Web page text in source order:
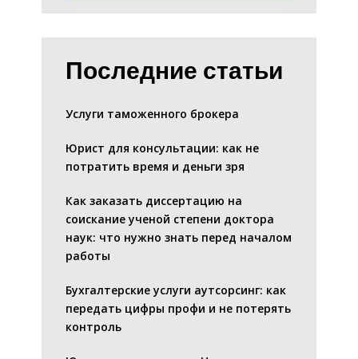
Последние статьи
Услуги таможенного брокера
Юрист для консультации: как не
потратить время и деньги зря
Как заказать диссертацию на
соискание ученой степени доктора
наук: что нужно знать перед началом
работы
Бухгалтерские услуги аутсорсинг: как
передать цифры профи и не потерять
контроль